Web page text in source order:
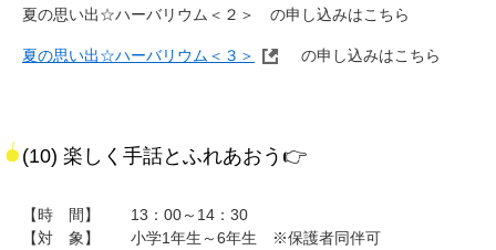
夏の思い出☆​ハーバリウム＜２＞ の申し込みはこちら​
夏の思い出☆​ハーバリウム＜３＞ の申し込みはこちら​
(10) 楽しく手話とふれあおう👉
【時 間】 13：00～14：30
【対 象】 小学1年生～6年生 ※保護者同伴可